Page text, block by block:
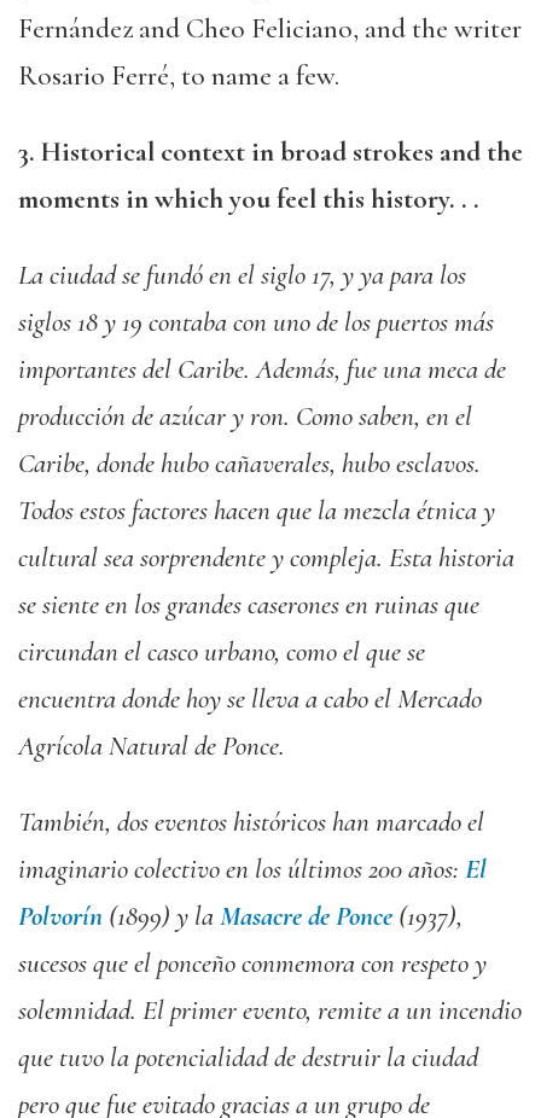
Fernández and Cheo Feliciano, and the writer
Rosario Ferré, to name a few.
3. Historical context in broad strokes and the
moments in which you feel this history. . .
La ciudad se fundó en el siglo 17, y ya para los
siglos 18 y 19 contaba con uno de los puertos más
importantes del Caribe. Además, fue una meca de
producción de azúcar y ron. Como saben, en el
Caribe, donde hubo cañaverales, hubo esclavos.
Todos estos factores hacen que la mezcla étnica y
cultural sea sorprendente y compleja. Esta historia
se siente en los grandes caserones en ruinas que
circundan el casco urbano, como el que se
encuentra donde hoy se lleva a cabo el Mercado
Agrícola Natural de Ponce.
También, dos eventos históricos han marcado el
imaginario colectivo en los últimos 200 años: El
Polvorín (1899) y laMasacre de Ponce (1937),
sucesos que el ponceño conmemora con respeto y
solemnidad. El primer evento, remite a un incendio
que tuvo la potencialidad de destruir la ciudad
pero que fue evitado gracias a un grupo de